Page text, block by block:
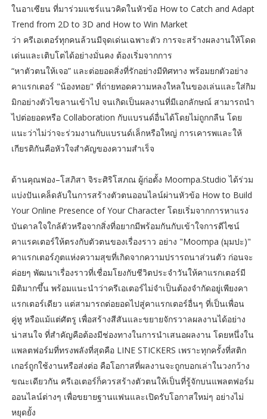
ในอาเซียน ที่มาร่วมแชร์แนวคิดในหัวข้อ How to Catch and Adapt
Trend from 2D to 3D and How to Win Market
ว่า ครีเอเตอร์ทุกคนล้วนมีจุดเด่นเฉพาะตัว การจะสร้างผลงานให้โดด
เด่นและเติบโตได้อย่างมั่นคง ต้องเริ่มจากการ
“หาตัวตนให้เจอ” และต่อยอดสิ่งที่รักอย่างมีทิศทาง พร้อมยกตัวอย่าง
คาแรกเตอร์ "น้องทอย" ที่ถ่ายทอดความหลงใหลในของเล่นและใส่กิม
มิกอย่างตัวไขลานเข้าไป จนเกิดเป็นผลงานที่มีเอกลักษณ์ สามารถนำ
ไปต่อยอดหรือ Collaboration กับแบรนด์อื่นได้โดยไม่ถูกกลืน โดย
แนะว่าไม่ว่าจะร่วมงานกับแบรนด์เล็กหรือใหญ่ การเคารพและให้
เกียรติกันคือหัวใจสำคัญของความสำเร็จ
ด้านคุณฟอง–โสภิสา จิระศิริโสภณ ผู้ก่อตั้ง Moompa.Studio ได้ร่วม
แบ่งปันเคล็ดลับในการสร้างตัวตนออนไลน์ผ่านหัวข้อ How to Build
Your Online Presence of Your Character โดยเริ่มจากการหาแรง
บันดาลใจใกล้ตัวหรือจากสิ่งที่อยากมีพร้อมกันกับเข้าใจการดีไซน์
คาแรคเตอร์ให้ตรงกับตัวตนของเรื่องราว อย่าง "Moompa (มุมปะ)"
คาแรกเตอร์ภูตแห่งความสุขที่เกิดจากความปรารถนาส่วนตัว ก่อนจะ
ค่อยๆ พัฒนาเรื่องราวที่เชื่อมโยงกับชีวิตประจำวันให้คาแรกเตอร์มี
มิติมากขึ้น พร้อมแนะนำว่าครีเอเตอร์ไม่จำเป็นต้องจำกัดอยู่เพียงคา
แรกเตอร์เดียว แต่สามารถต่อยอดไปสู่คาแรกเตอร์อื่นๆ ที่เป็นเพื่อน
คู่หู หรือแม้แต่ศัตรู เพื่อสร้างสีสันและขยายจักรวาลผลงานได้อย่าง
น่าสนใจ ที่สำคัญคือต้องมีช่องทางในการนำเสนอผลงาน โดยหนึ่งใน
แพลตฟอร์มที่ทรงพลังที่สุดคือ LINE STICKERS เพราะทุกครั้งที่สติก
เกอร์ถูกใช้งานหรือส่งต่อ คือโอกาสที่ผลงานจะถูกบอกเล่าในวงกว้าง
ขณะเดียวกัน ครีเอเตอร์ก็ควรสร้างตัวตนให้เป็นที่รู้จักบนแพลตฟอร์ม
ออนไลน์ต่างๆ เพื่อขยายฐานแฟนและเปิดรับโอกาสใหม่ๆ อย่างไม่
หยุดยั้ง